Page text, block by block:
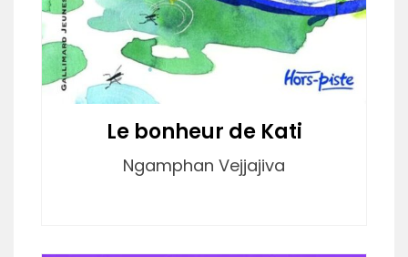
Le bonheur de Kati
Ngamphan Vejjajiva